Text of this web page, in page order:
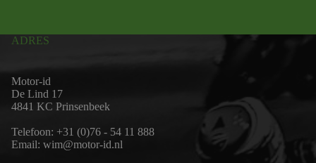
ADRES
Motor-id
De Lind 17
4841 KC Prinsenbeek
Telefoon: +31 (0)76 - 54 11 888
Email: wim@motor-id.nl